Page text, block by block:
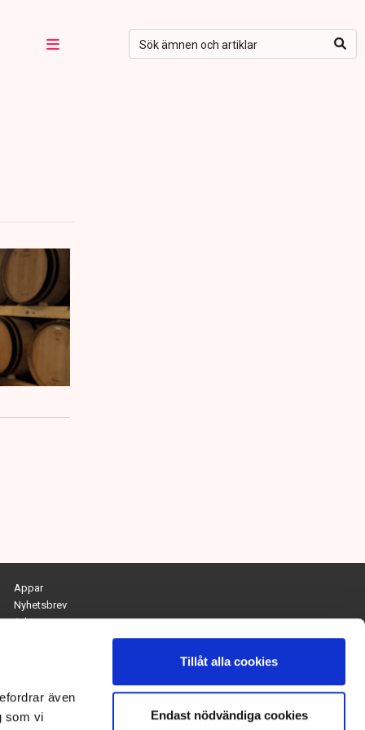
även
som vi
Tillåt alla cookies
Endast nödvändiga cookies
Appar
Nyhetsbrev
Arkiv
Kontakta redaktionen
Chefredaktör och ansvarig utgivare: